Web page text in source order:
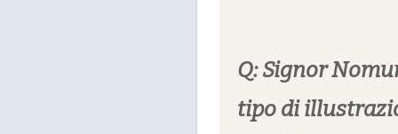
Q: Signor
tipo di